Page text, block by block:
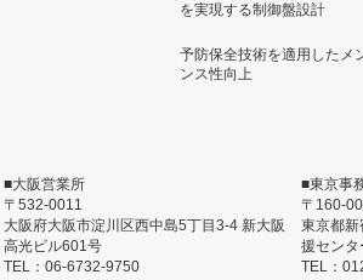
を実現する制御盤設計
予防保全技術を適用したメ
ンス性向上
■大阪営業所
〒532-0011
大阪府大阪市淀川区西中島5丁目3-4 新大阪
高光ビル601号
TEL：06-6732-9750
■東京事
〒160-
東京都新
援セン
TEL：